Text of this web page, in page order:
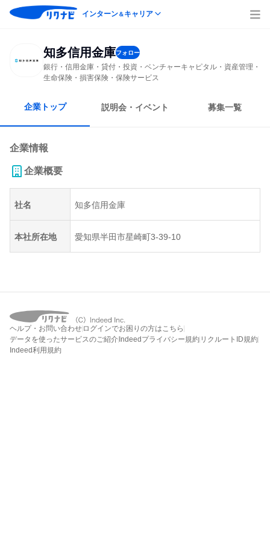
インターン＆キャリア
知多信用金庫フォロー
銀行・信用金庫・貸付・投資・ベンチャーキャピタル・資産管理・
生命保険・損害保険・保険サービス
企業トップ 説明会・イベント 募集一覧
企業情報
企業概要
社名 知多信用金庫
本社所在地 愛知県半田市星崎町3-39-10
ヘルプ・お問い合わせ ログインでお困りの方はこちら
データを使ったサービスのご紹介 Indeedプライバシー規約 リクルートID規約
Indeed利用規約